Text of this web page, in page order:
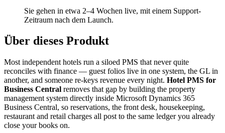
Sie gehen in etwa 2–4 Wochen live, mit einem Support-
Zeitraum nach dem Launch.
Über dieses Produkt
Most independent hotels run a siloed PMS that never quite
reconciles with finance — guest folios live in one system, the GL in
another, and someone re-keys revenue every night. Hotel PMS for
Business Central removes that gap by building the property
management system directly inside Microsoft Dynamics 365
Business Central, so reservations, the front desk, housekeeping,
restaurant and retail charges all post to the same ledger you already
close your books on.